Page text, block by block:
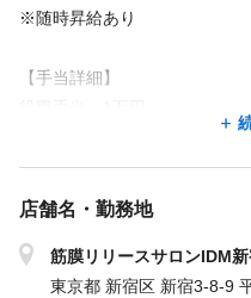
※随時昇給あり
【手当詳細】
個人能力手当 9千円～
店舗目標達成手当 1万円～
【給与例】
入社1年/未経験スタート
店舗名・勤務地
筋膜リリースサロンIDM
東京都 新宿区 新宿3-8-9